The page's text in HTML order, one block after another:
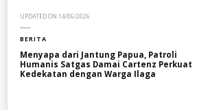
UPDATED ON 14/06/2026
BERITA
Menyapa dari Jantung Papua, Patroli
Humanis Satgas Damai Cartenz Perkuat
Kedekatan dengan Warga Ilaga